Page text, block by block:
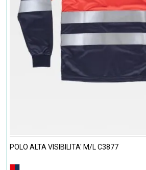
POLO ALTA VISIBILITA' M/L C3877